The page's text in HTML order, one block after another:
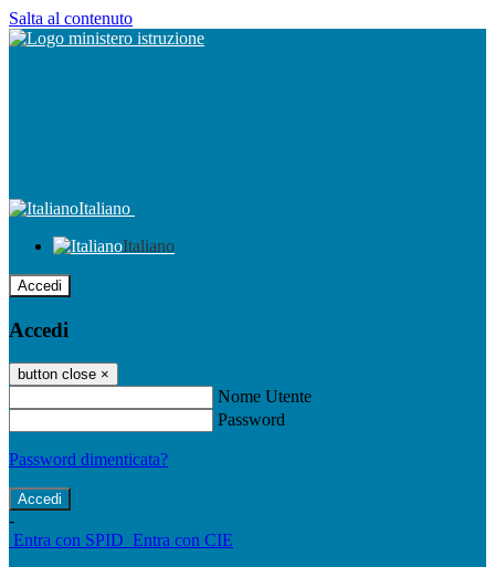
Salta al contenuto
Italiano
Italiano
Accedi
Accedi
button close ×
Nome Utente
Password
Password dimenticata?
-
Entra con SPID Entra con CIE